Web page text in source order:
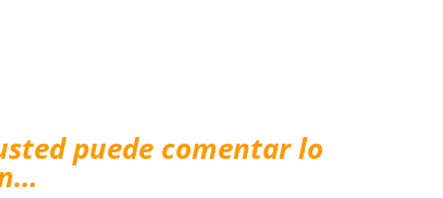
puede comentar lo